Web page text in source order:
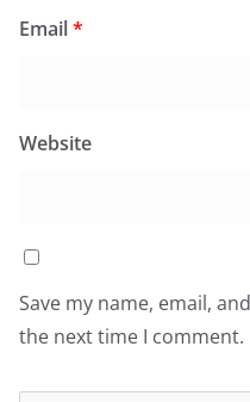
Email*
Website
Save my name, email,
the next time I comment.